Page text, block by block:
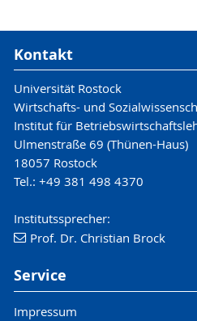
Kontakt
Universität Rostock
Wirtschafts- und
Institut für
Ulmenstraße 69 (Thünen-Haus)
18057 Rostock
Tel.: +49 381 498 4370
Institutssprecher:
Prof. Dr. Christian Brock
Service
Impressum